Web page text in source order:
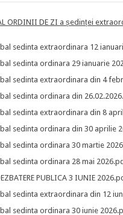
ORDINII DE ZI a ședinței
sedinta extraordinara 12
sedinta ordinara 29 ianuarie
sedinta extraordinara din 4
sedinta ordinara din
sedinta extraordinara din 8
sedinta ordinara din 30 aprilie
sedinta ordinara 30 martie
sedinta ordinara 28 mai
PUBLICA 3 IUNIE
sedinta extraordinara din 12
sedinta ordinara 30 iunie